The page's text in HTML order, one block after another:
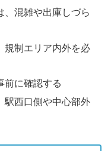
、混雑や出庫しづら
規制エリア内外を必
前に確認する
駅西口側や中心部外